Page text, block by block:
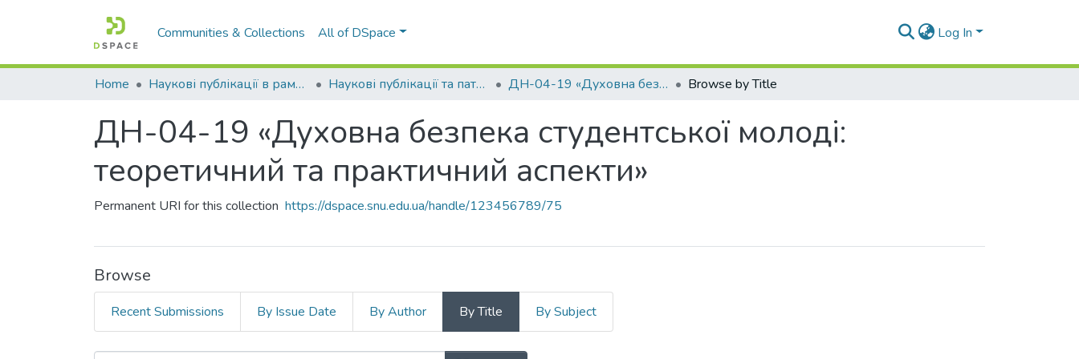
Communities & Collections All of DSpace Log In
Home Наукові публікації в рамках виконання держбюджетних науково-дослідних робіт Наукові публікації та патенти в рамках виконання держбюджетних науково-дослідних робіт 2021 р. ДН-04-19 «Духовна безпека студентської молоді: теоретичний та практичний аспекти» Browse by Title
ДН-04-19 «Духовна безпека студентської молоді:
теоретичний та практичний аспекти»
Permanent URI for this collection https://dspace.snu.edu.ua/handle/123456789/75
Browse
Recent Submissions By Issue Date By Author By Title By Subject